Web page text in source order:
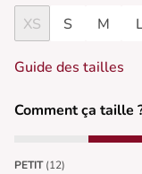
XS S M
Guide des tailles
Comment ça taille
PETIT (12)